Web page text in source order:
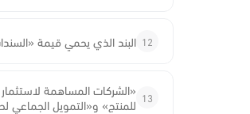
12 البند الذي يحمي قيمة
13 «الشركات المساهمة لاستثمار
للمنتج» و«التمويل الجماعي